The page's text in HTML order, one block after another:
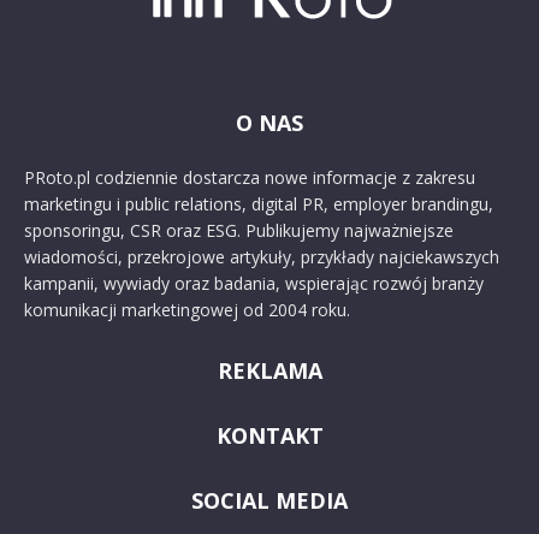
O NAS
PRoto.pl codziennie dostarcza nowe informacje z zakresu
marketingu i public relations, digital PR, employer brandingu,
sponsoringu, CSR oraz ESG. Publikujemy najważniejsze
wiadomości, przekrojowe artykuły, przykłady najciekawszych
kampanii, wywiady oraz badania, wspierając rozwój branży
komunikacji marketingowej od 2004 roku.
REKLAMA
KONTAKT
SOCIAL MEDIA